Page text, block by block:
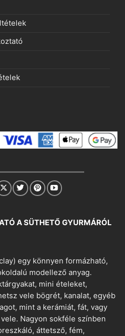
A SÜTHETŐ GYURMÁRÓL
egy könnyen formázható,
modellező anyag.
mini ételeket,
vele bögrét, kanalat, egyéb
mint a kerámiát, fát, vagy
Nagyon sokféle színben
áttetsző, fém,